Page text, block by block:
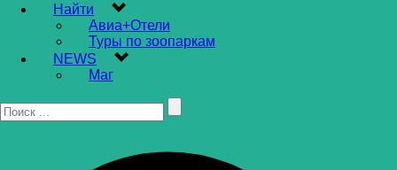
Найти
Авиа+Отели
Туры по зоопаркам
NEWS
Маг